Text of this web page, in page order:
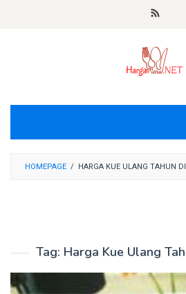
HOMEPAGE / HARGA KUE ULANG TAHUN
Tag: Harga Kue Ulang